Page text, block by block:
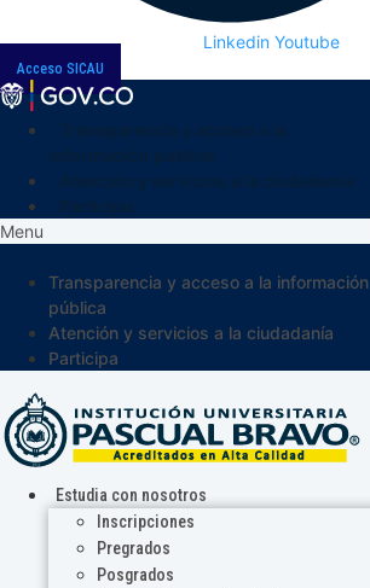
Linkedin Youtube
Acceso SICAU
Menu
Transparencia y acceso a la información
pública
Atención y servicios a la ciudadanía
Participa
Estudia con nosotros
Inscripciones
Pregrados
Posgrados